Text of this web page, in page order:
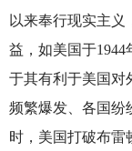
以来奉行现实主义
益，如美国于
于其有利于美国对
频繁爆发、各国纷
时，美国打破布雷